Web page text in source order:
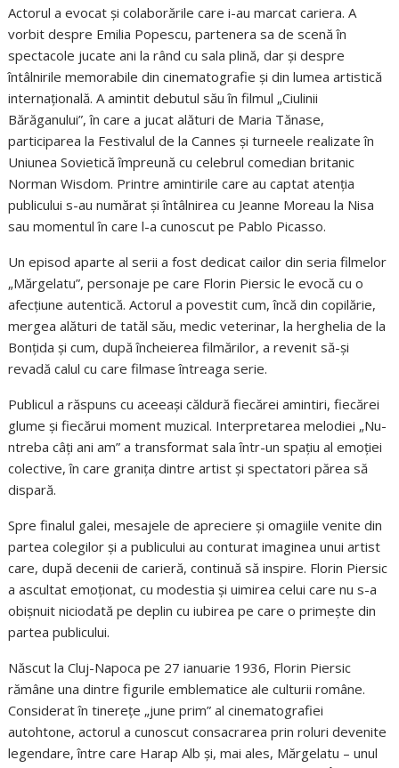
Actorul a evocat și colaborările care i-au marcat cariera. A
vorbit despre Emilia Popescu, partenera sa de scenă în
spectacole jucate ani la rând cu sala plină, dar și despre
întâlnirile memorabile din cinematografie și din lumea artistică
internațională. A amintit debutul său în filmul „Ciulinii
Bărăganului”, în care a jucat alături de Maria Tănase,
participarea la Festivalul de la Cannes și turneele realizate în
Uniunea Sovietică împreună cu celebrul comedian britanic
Norman Wisdom. Printre amintirile care au captat atenția
publicului s-au numărat și întâlnirea cu Jeanne Moreau la Nisa
sau momentul în care l-a cunoscut pe Pablo Picasso.
Un episod aparte al serii a fost dedicat cailor din seria filmelor
„Mărgelatu”, personaje pe care Florin Piersic le evocă cu o
afecțiune autentică. Actorul a povestit cum, încă din copilărie,
mergea alături de tatăl său, medic veterinar, la herghelia de la
Bonțida și cum, după încheierea filmărilor, a revenit să-și
revadă calul cu care filmase întreaga serie.
Publicul a răspuns cu aceeași căldură fiecărei amintiri, fiecărei
glume și fiecărui moment muzical. Interpretarea melodiei „Nu-
ntreba câți ani am” a transformat sala într-un spațiu al emoției
colective, în care granița dintre artist și spectatori părea să
dispară.
Spre finalul galei, mesajele de apreciere și omagiile venite din
partea colegilor și a publicului au conturat imaginea unui artist
care, după decenii de carieră, continuă să inspire. Florin Piersic
a ascultat emoționat, cu modestia și uimirea celui care nu s-a
obișnuit niciodată pe deplin cu iubirea pe care o primește din
partea publicului.
Născut la Cluj-Napoca pe 27 ianuarie 1936, Florin Piersic
rămâne una dintre figurile emblematice ale culturii române.
Considerat în tinerețe „june prim” al cinematografiei
autohtone, actorul a cunoscut consacrarea prin roluri devenite
legendare, între care Harap Alb și, mai ales, Mărgelatu – unul